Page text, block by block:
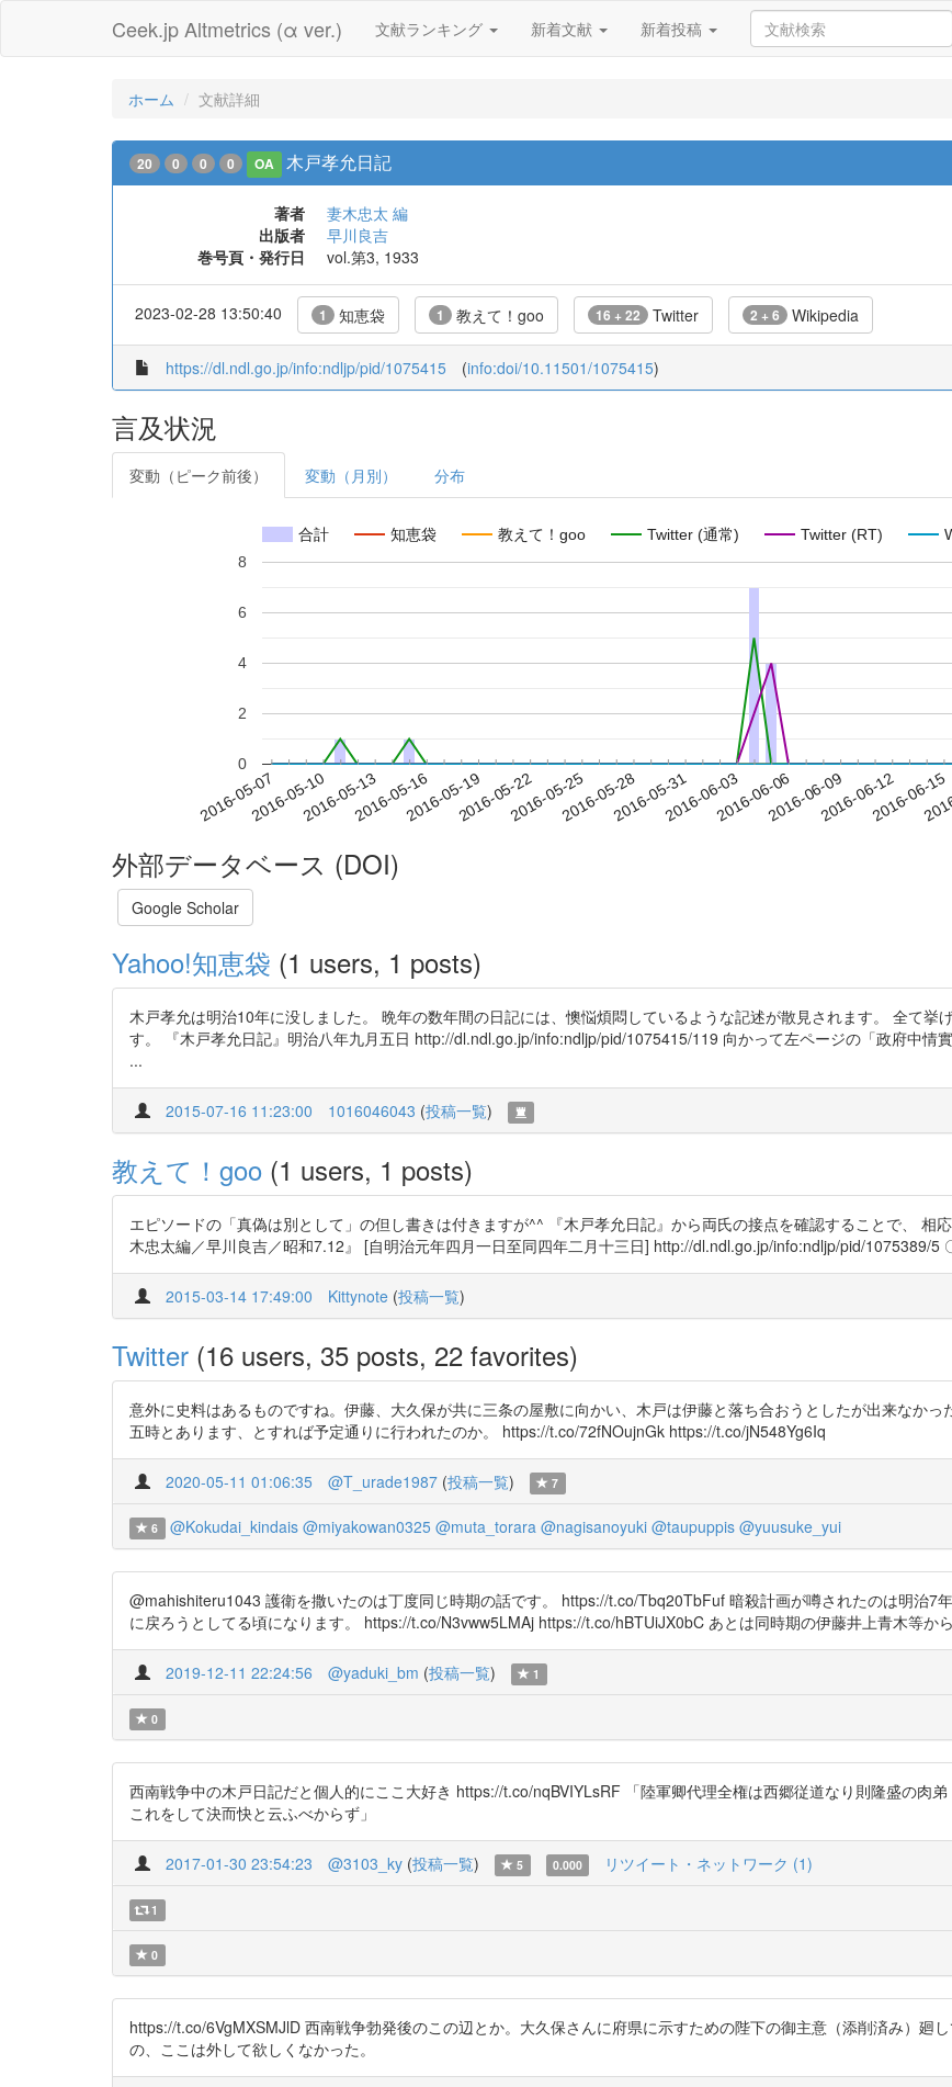
Ceek.jp Altmetrics (α ver.) 文献ランキング 新着文献 新着投稿
ホーム 文献詳細
20 0 0 0 OA 木戸孝允日記
著者
妻木忠太 編
出版者
早川良吉
巻号頁・発行日
vol.第3, 1933
2023-02-28 13:50:40 1 知恵袋 1 教えて！goo 16 + 22 Twitter 2 + 6 Wikipedia
https://dl.ndl.go.jp/info:ndljp/pid/1075415 (info:doi/10.11501/1075415)
言及状況
変動（ピーク前後） 変動（月別） 分布
合計 知恵袋 教えて！goo Twitter (通常) Twitter (RT)
2016-05-072016-05-102016-05-132016-05-162016-05-192016-05-222016-05-252016-05-282016-05-312016-06-032016-06-062016-06-092016-06-122016-06-15
0
2
4
6
8
外部データベース (DOI)
Google Scholar
Yahoo!知恵袋 (1 users, 1 posts)
木戸孝允は明治10年に没しました。 晩年の数年間の日記には、懊悩煩悶しているような記述が散見されます。 全て挙
す。 『木戸孝允日記』明治八年九月五日 http://dl.ndl.go.jp/info:ndljp/pid/1075415/119 向かって左ページの「政府中情
...
2015-07-16 11:23:00 1016046043 (投稿一覧)
教えて！goo (1 users, 1 posts)
エピソードの「真偽は別として」の但し書きは付きますが^^ 『木戸孝允日記』から両氏の接点を確認することで、 相
木忠太編／早川良吉／昭和7.12』 [自明治元年四月一日至同四年二月十三日] http://dl.ndl.go.jp/info:ndljp/pid/1075389/5
2015-03-14 17:49:00 Kittynote (投稿一覧)
Twitter (16 users, 35 posts, 22 favorites)
意外に史料はあるものですね。伊藤、大久保が共に三条の屋敷に向かい、木戸は伊藤と落ち合おうとしたが出来なか
五時とあります、とすれば予定通りに行われたのか。 https://t.co/72fNOujnGk https://t.co/jN548Yg6Iq
2020-05-11 01:06:35 @T_urade1987 (投稿一覧) 7
6 @Kokudai_kindais @miyakowan0325 @muta_torara @nagisanoyuki @taupuppis @yuusuke_yui
@mahishiteru1043 護衛を撒いたのは丁度同じ時期の話です。 https://t.co/Tbq20TbFuf 暗殺計画が噂されたのは明治7
に戻ろうとしてる頃になります。 https://t.co/N3vww5LMAj https://t.co/hBTUiJX0bC あとは同時期の伊藤井上青木等か
2019-12-11 22:24:56 @yaduki_bm (投稿一覧) 1
0
西南戦争中の木戸日記だと個人的にここ大好き https://t.co/nqBVIYLsRF 「陸軍卿代理全権は西郷従道なり則隆盛の肉
これをして決而快と云ふべからず」
2017-01-30 23:54:23 @3103_ky (投稿一覧) 5 0.000 リツイート・ネットワーク (1)
1
0
https://t.co/6VgMXSMJlD 西南戦争勃発後のこの辺とか。大久保さんに府県に示すための陛下の御主意（添削済み）廻
の、ここは外して欲しくなかった。